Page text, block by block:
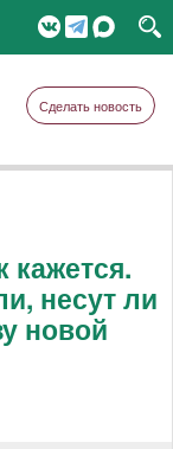
Сделать новость
кажется.
несут ли
новой